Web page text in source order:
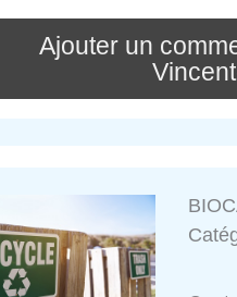
Ajouter un